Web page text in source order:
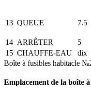
13 QUEUE 7.5
14 ARRÊTER 5
15 CHAUFFE-EAU dix
Boîte à fusibles habitacle
Emplacement de la boîte